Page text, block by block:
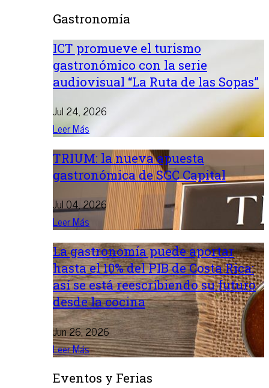
Gastronomía
ICT promueve el turismo
gastronómico con la serie
audiovisual “La Ruta de las Sopas”
Jul 24, 2026
Leer Más
TRIUM: la nueva apuesta
gastronómica de SGC Capital
Jul 04, 2026
Leer Más
La gastronomía puede aportar
hasta el 10% del PIB de Costa Rica:
así se está reescribiendo su futuro
desde la cocina
Jun 26, 2026
Leer Más
Eventos y Ferias